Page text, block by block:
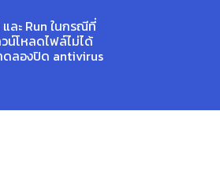
ละ Run ในกรณีที่
น์โหลดไฟล์ไม่ได้
ดลองปิด antivirus